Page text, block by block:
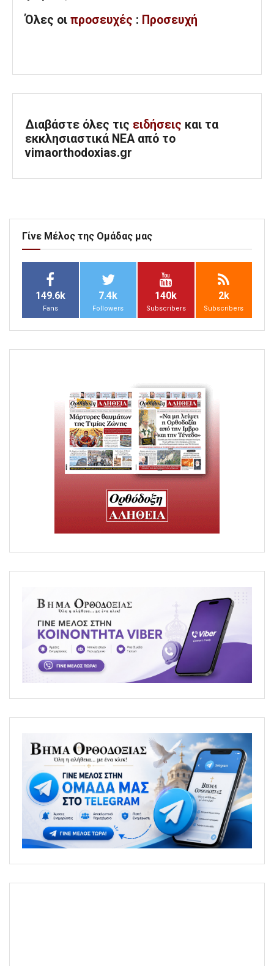
Όλες οι προσευχές : Προσευχή
Διαβάστε όλες τις ειδήσεις και τα
εκκλησιαστικά ΝΕΑ από το
vimaorthodoxias.gr
Γίνε Μέλος της Ομάδας μας
149.6k
Fans
7.4k
Followers
140k
Subscribers
2k
Subscribers